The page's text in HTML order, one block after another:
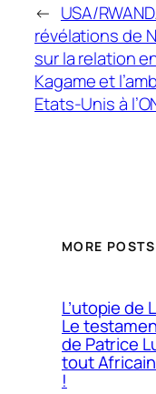
← USA/
révélations de
sur la relation
Kagame et
Etats-Unis à
MORE POSTS
L’utopie de
Le
de Patrice
tout
!